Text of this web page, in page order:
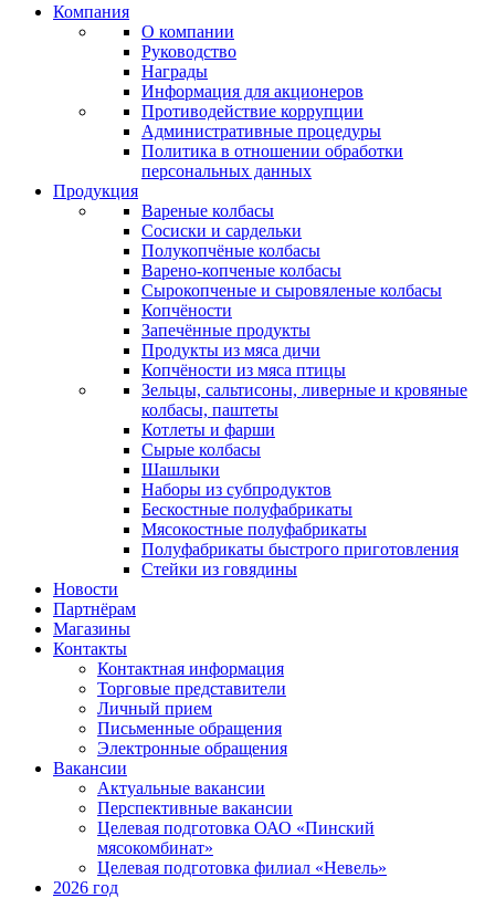
Компания
О компании
Руководство
Награды
Информация для акционеров
Противодействие коррупции
Административные процедуры
Политика в отношении обработки
персональных данных
Продукция
Вареные колбасы
Сосиски и сардельки
Полукопчёные колбасы
Варено-копченые колбасы
Сырокопченые и сыровяленые колбасы
Копчёности
Запечённые продукты
Продукты из мяса дичи
Копчёности из мяса птицы
Зельцы, сальтисоны, ливерные и кровяные
колбасы, паштеты
Котлеты и фарши
Сырые колбасы
Шашлыки
Наборы из субпродуктов
Бескостные полуфабрикаты
Мясокостные полуфабрикаты
Полуфабрикаты быстрого приготовления
Стейки из говядины
Новости
Партнёрам
Магазины
Контакты
Контактная информация
Торговые представители
Личный прием
Письменные обращения
Электронные обращения
Вакансии
Актуальные вакансии
Перспективные вакансии
Целевая подготовка ОАО «Пинский
мясокомбинат»
Целевая подготовка филиал «Невель»
2026 год